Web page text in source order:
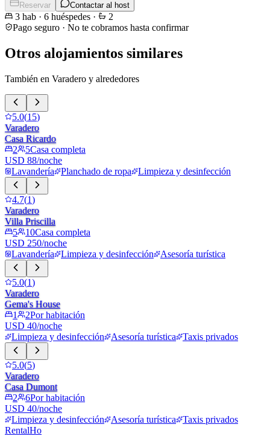
Reservar Contactar al host
3 hab · 6 huéspedes ·
2
Pago seguro · No te cobramos hasta confirmar
Otros alojamientos similares
También en Varadero y alrededores
5.0(15)
Varadero
Casa Ricardo
2
5Casa completa
USD 88/noche
Lavandería
Planchado de ropa Limpieza y desinfección
4.7(1)
Varadero
Villa Priscilla
5
10Casa completa
USD 250/noche
Lavandería
Limpieza y desinfección Asesoría turística
5.0(1)
Varadero
Gema's House
1
2Por habitación
USD 40/noche
Limpieza y desinfección
Asesoría turística Taxis privados
5.0(5)
Varadero
Casa Dumont
2
6Por habitación
USD 40/noche
Limpieza y desinfección
Asesoría turística
Taxis privados
RentalHo